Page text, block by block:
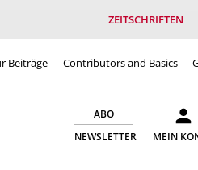
ZEITSCHRIFTEN
Beiträge Contributors and Basics
ABO
NEWSLETTER
MEIN